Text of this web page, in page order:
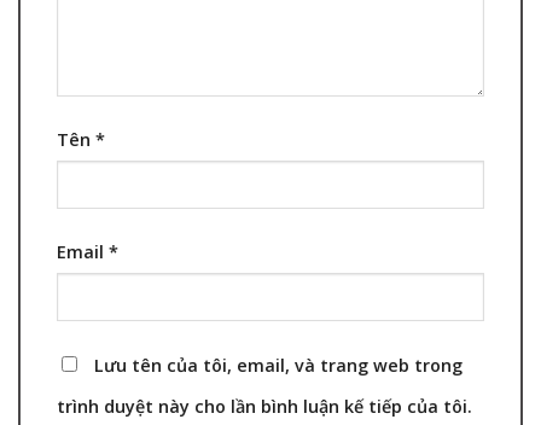
Tên *
Email *
Lưu tên của tôi, email, và trang web trong
trình duyệt này cho lần bình luận kế tiếp của tôi.